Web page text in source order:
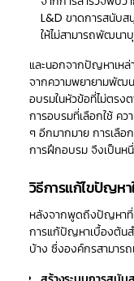
L&D ขาดการสนับ
ให้ไม่สามารถพัฒนา
และนอกจากปัญหาเห
จากความพยายามพัฒ
อบรมในหัวข้อที่ไม่ตรง
การอบรมที่เลือกใช้ คว
ๆ อีกมากมาย การเลือ
การฝึกอบรม จึงเป็นห
วิธีการแก้ไขปัญห
หลังจากพูดถึงปัญหาที่
การแก้ปัญหาเบื้องต้น
บ้าง ซึ่งองค์กรสามาร